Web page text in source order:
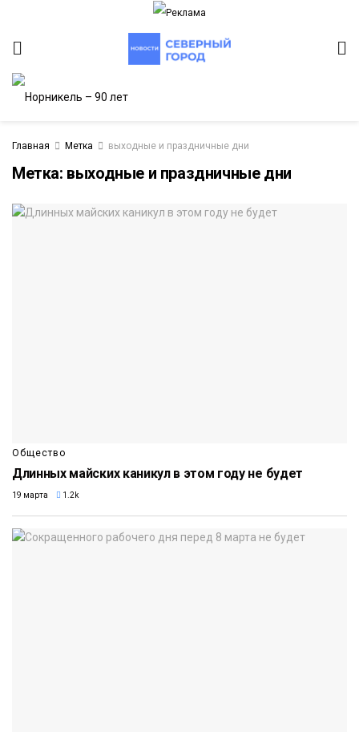
Главная Метка выходные и праздничные дни
Метка: выходные и праздничные дни
Общество
Длинных майских каникул в этом году не будет
19 марта 1.2k